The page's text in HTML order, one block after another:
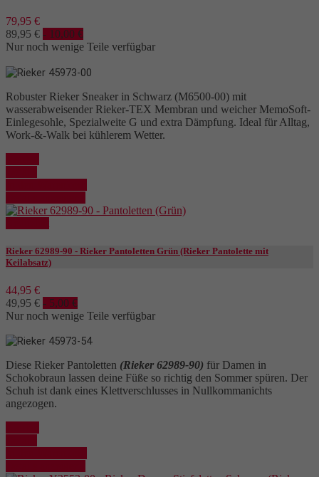
79,95 €
89,95 € - 10,00 €
Nur noch wenige Teile verfügbar
Robuster Rieker Sneaker in Schwarz (M6500-00) mit
wasserabweisender Rieker-TEX Membran und weicher MemoSoft-
Einlegesohle, Spezialweite G und extra Dämpfung. Ideal für Alltag,
Work-&-Walk bei kühlerem Wetter.
Rieker 62989-90 - Rieker Pantoletten Grün (Rieker Pantolette mit
Keilabsatz)
44,95 €
49,95 € - 5,00 €
Nur noch wenige Teile verfügbar
Diese Rieker Pantoletten (Rieker 62989-90) für Damen in
Schokobraun lassen deine Füße so richtig den Sommer spüren. Der
Schuh ist dank eines Klettverschlusses in Nullkommanichts
angezogen.